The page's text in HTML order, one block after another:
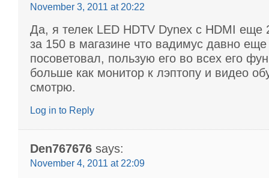
November 3, 2011 at 20:22
Да, я телек LED HDTV Dynex с HDMI еще
за 150 в магазине что вадимус давно
посоветовал, пользую его во всех его
больше как монитор к лэптопу и видео
смотрю.
Log in to Reply
Den767676 says:
November 4, 2011 at 22:09